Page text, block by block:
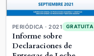
PERIÓDICA · 2021 GRATUITA
Informe sobre
Declaraciones de